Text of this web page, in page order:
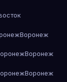
Воронеж
Воронеж
Воронеж